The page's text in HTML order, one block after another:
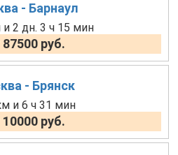
- Барнаул
2 дн. 3 ч 15 мин
руб.
- Брянск
и 6 ч 31 мин
руб.